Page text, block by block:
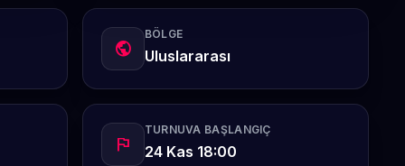
public
BÖLGE
Uluslararası
flag
TURNUVA BAŞLANGIÇ
24 Kas 18:00